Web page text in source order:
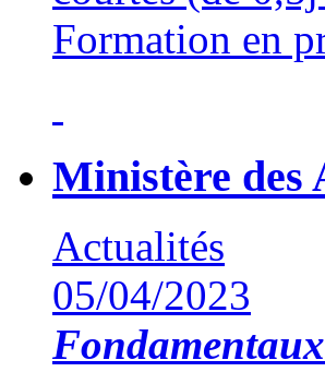
Formation en
Ministère des
Actualités
05/04/2023